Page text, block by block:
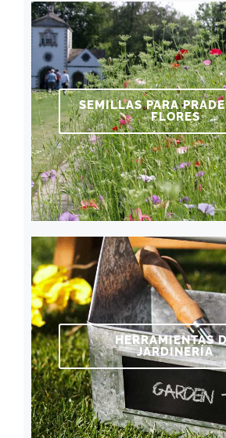
SEMILLAS PARA
FLORES
HERRAMIENTAS
JARDINERÍA